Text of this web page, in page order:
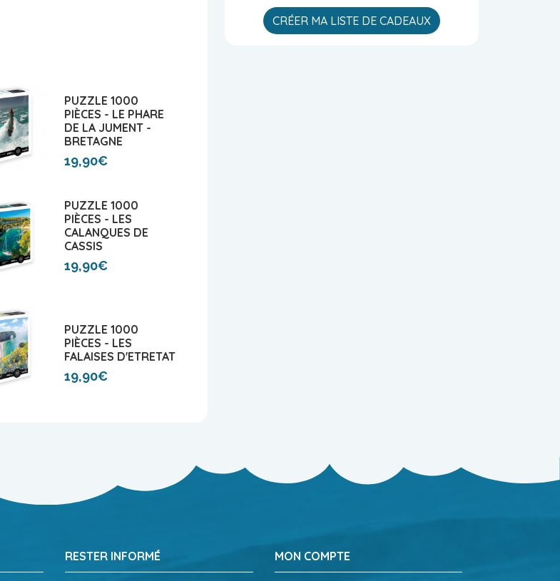
PUZZLE 1000
PIÈCES - LE PHARE
DE LA JUMENT -
BRETAGNE
19,90€
PUZZLE 1000
PIÈCES - LES
CALANQUES DE
CASSIS
19,90€
PUZZLE 1000
PIÈCES - LES
FALAISES D'ETRETAT
19,90€
CRÉER MA LISTE DE CADEAUX
RESTER INFORMÉ MON COMPTE